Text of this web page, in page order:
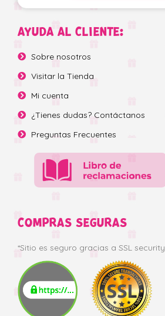
AYUDA AL CLIENTE:
Sobre nosotros
Visitar la Tienda
Mi cuenta
¿Tienes dudas? Contáctanos
Preguntas Frecuentes
COMPRAS SEGURAS
*Sitio es seguro gracias a SSL security